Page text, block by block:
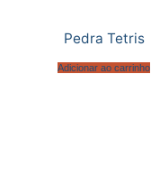
Pedra Tetris
Adicionar ao carrinho